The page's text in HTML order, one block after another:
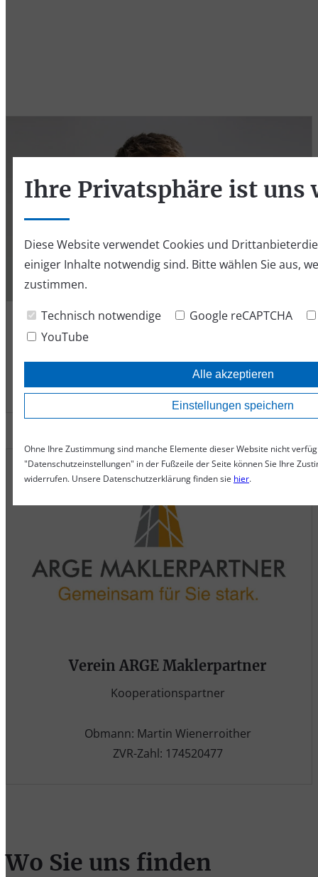
Ihre Privatsphäre ist uns
Diese Website verwendet Cookies und
einiger Inhalte notwendig sind. Bitte wählen Sie aus,
zustimmen.
Technisch notwendige
Google reCAPTCHA
YouTube
Alle akzeptieren
Einstellungen speichern
Ohne Ihre Zustimmung sind manche Elemente dieser Website nicht
"Datenschutzeinstellungen" in der Fußzeile der Seite können Sie Ihre
widerrufen. Unsere Datenschutzerklärung finden sie hier.
Mag. Markus Hartl, MBA akad. FVB
Spezialist für Gewerbeversicherung
Verein ARGE Maklerpartner
Kooperationspartner
Obmann: Martin Wienerroither
ZVR-Zahl: 174520477
Wo Sie uns finden